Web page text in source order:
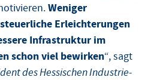
Weniger
Erleichterungen
Infrastruktur im
schon viel bewirken“, sagt
des Hessischen Industrie-